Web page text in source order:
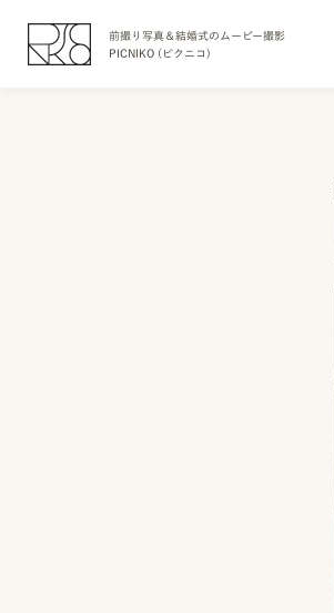
前撮り写真＆結婚式のムービー撮影
PICNIKO (ピクニコ)